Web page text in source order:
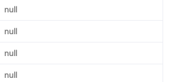
null
null
null
null